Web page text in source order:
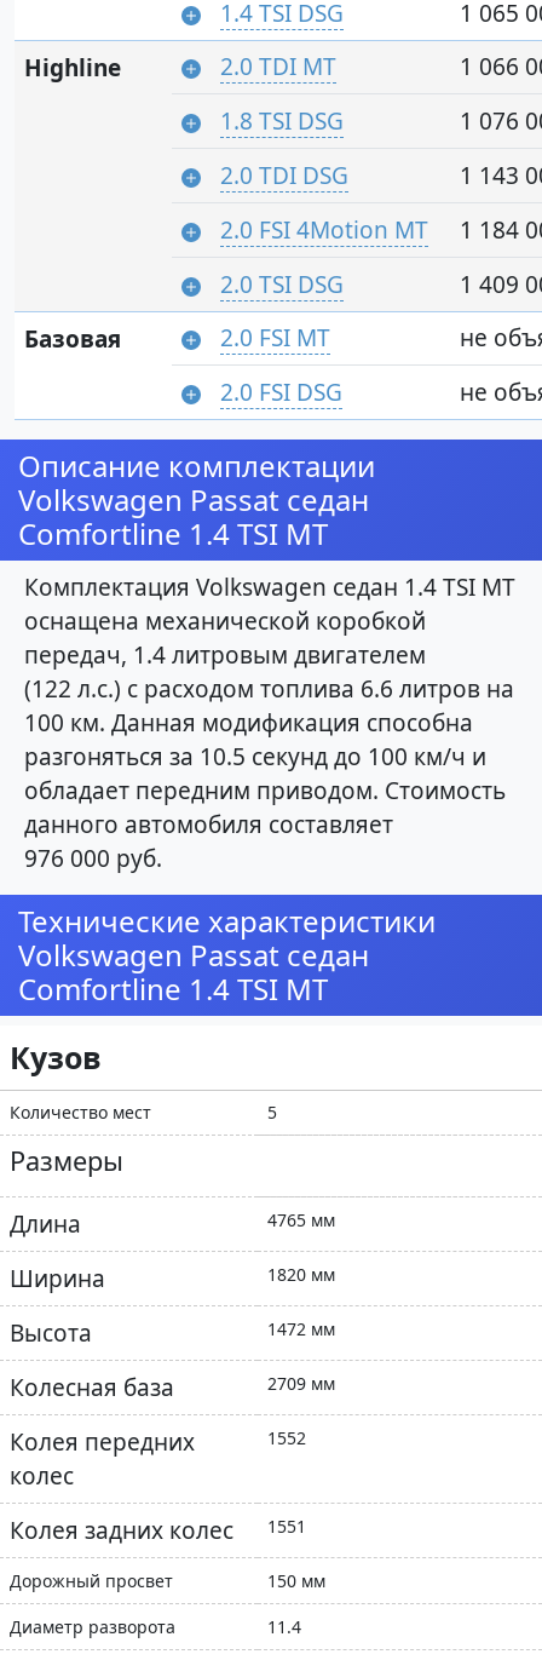
1.4 TSI DSG
1 065
Highline
2.0 TDI MT
1 066
1.8 TSI DSG
1 076
2.0 TDI DSG
1 143
2.0 FSI 4Motion MT
1 184
2.0 TSI DSG
1 409
Базовая
2.0 FSI MT
не
2.0 FSI DSG
не
Описание комплектации
Volkswagen Passat седан
Comfortline 1.4 TSI MT
Комплектация Volkswagen седан 1.4 TSI MT
оснащена механической коробкой
передач, 1.4 литровым двигателем
(122 л.с.) с расходом топлива 6.6 литров на
100 км. Данная модификация способна
разгоняться за 10.5 секунд до 100 км/ч и
обладает передним приводом. Стоимость
данного автомобиля составляет
976 000 руб.
Технические характеристики
Volkswagen Passat седан
Comfortline 1.4 TSI MT
Кузов
Количество мест 5
Размеры
Длина 4765 мм
Ширина 1820 мм
Высота 1472 мм
Колесная база 2709 мм
Колея передних
колес
1552
Колея задних колес 1551
Дорожный просвет
150 мм
Диаметр разворота
11.4